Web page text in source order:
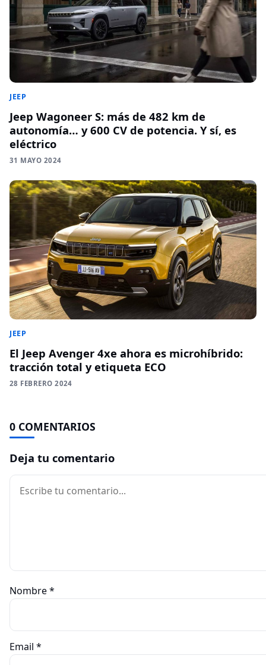
JEEP
Jeep Wagoneer S: más de 482 km de
autonomía… y 600 CV de potencia. Y sí, es
eléctrico
31 MAYO 2024
JEEP
El Jeep Avenger 4xe ahora es microhíbrido:
tracción total y etiqueta ECO
28 FEBRERO 2024
0 COMENTARIOS
Deja tu comentario
Comentario
Nombre*
Email *